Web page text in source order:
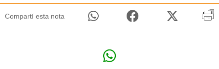
Compartí esta nota